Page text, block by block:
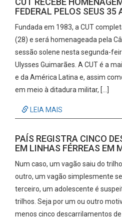
FEDERAL PELOS SEUS 35
Fundada em 1983, a CUT
(28) e será homenageada pela
sessão solene nesta segunda-
Ulysses Guimarães. A CUT é a
e da América Latina e, assim
em meio à ditadura militar, […]
LEIA MAIS
PAÍS REGISTRA CINCO
EM LINHAS FÉRREAS EM
Num caso, um vagão saiu do
outro, um vagão simplesmente
terceiro, um adolescente é
trilhos. Seja por um ou outro
menos cinco descarrilamentos